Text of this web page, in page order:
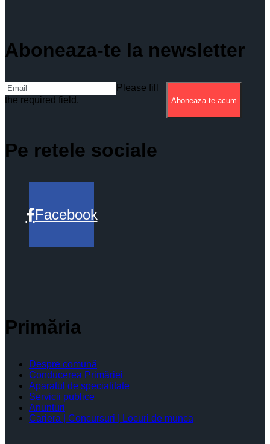
Aboneaza-te la newsletter
Please fill
the required field.
Aboneaza-te acum
Pe retele sociale
Facebook
Primăria
Despre comună
Conducerea Primăriei
Aparatul de specialitate
Servicii publice
Anunturi
Cariera | Concursuri | Locuri de munca